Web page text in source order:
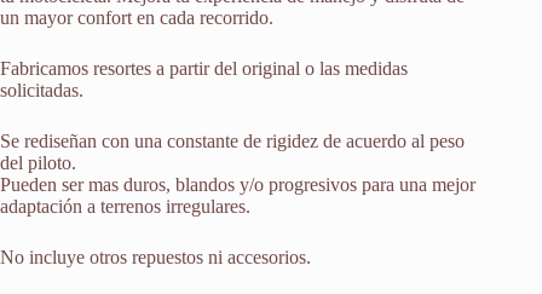
un mayor confort en cada recorrido.
Fabricamos resortes a partir del original o las medidas
solicitadas.
Se rediseñan con una constante de rigidez de acuerdo al peso
del piloto.
Pueden ser mas duros, blandos y/o progresivos para una mejor
adaptación a terrenos irregulares.
No incluye otros repuestos ni accesorios.